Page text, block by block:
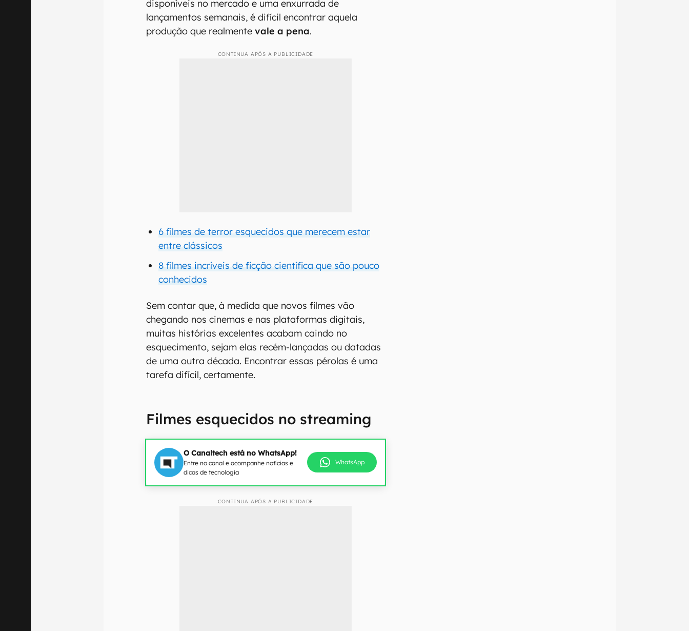
disponíveis no mercado e uma enxurrada de
lançamentos semanais, é difícil encontrar aquela
produção que realmentevale a pena.
CONTINUA APÓS A PUBLICIDADE
6 filmes de terror esquecidos que merecem estar
entre clássicos
8 filmes incríveis de ficção científica que são pouco
conhecidos
Sem contar que, à medida que novos filmes vão
chegando nos cinemas e nas plataformas digitais,
muitas histórias excelentes acabam caindo no
esquecimento, sejam elas recém-lançadas ou datadas
de uma outra década. Encontrar essas pérolas é uma
tarefa difícil, certamente.
Filmes esquecidos no streaming
O Canaltech está no WhatsApp!
Entre no canal e acompanhe notícias e
dicas de tecnologia
WhatsApp
CONTINUA APÓS A PUBLICIDADE